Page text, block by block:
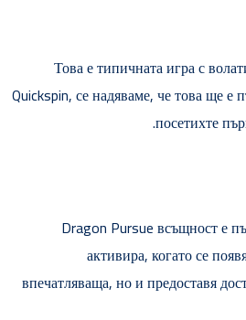
Това е типичната игра с
Quickspin, се надяваме, че това ще
посетихте
Dragon Pursue всъщност е
активира, когато се
впечатляваща, но и предоставя